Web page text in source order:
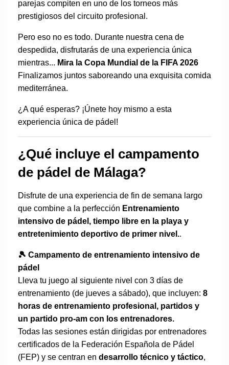
parejas compiten en uno de los torneos más
prestigiosos del circuito profesional.
Pero eso no es todo. Durante nuestra cena de
despedida, disfrutarás de una experiencia única
mientras... Mira la Copa Mundial de la FIFA 2026
Finalizamos juntos saboreando una exquisita comida
mediterránea.
¿A qué esperas? ¡Únete hoy mismo a esta
experiencia única de pádel!
¿Qué incluye el campamento
de pádel de Málaga?
Disfrute de una experiencia de fin de semana largo
que combine a la perfección Entrenamiento
intensivo de pádel, tiempo libre en la playa y
entretenimiento deportivo de primer nivel..
🎾 Campamento de entrenamiento intensivo de
pádel
Lleva tu juego al siguiente nivel con 3 días de
entrenamiento (de jueves a sábado), que incluyen: 8
horas de entrenamiento profesional, partidos y
un partido pro-am con los entrenadores.
Todas las sesiones están dirigidas por entrenadores
certificados de la Federación Española de Pádel
(FEP) y se centran en desarrollo técnico y táctico,